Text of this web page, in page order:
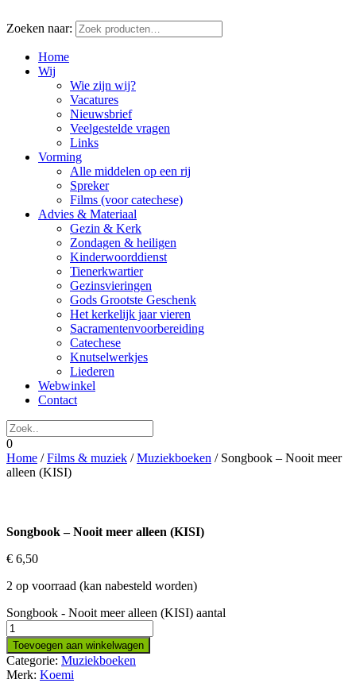
Zoeken naar:
Home
Wij
Wie zijn wij?
Vacatures
Nieuwsbrief
Veelgestelde vragen
Links
Vorming
Alle middelen op een rij
Spreker
Films (voor catechese)
Advies & Materiaal
Gezin & Kerk
Zondagen & heiligen
Kinderwoorddienst
Tienerkwartier
Gezinsvieringen
Gods Grootste Geschenk
Het kerkelijk jaar vieren
Sacramentenvoorbereiding
Catechese
Knutselwerkjes
Liederen
Webwinkel
Contact
0
Home /Films & muziek /Muziekboeken / Songbook – Nooit meer
alleen (KISI)
Songbook – Nooit meer alleen (KISI)
€ 6,50
2 op voorraad (kan nabesteld worden)
Songbook - Nooit meer alleen (KISI) aantal
Toevoegen aan winkelwagen
Categorie: Muziekboeken
Merk: Koemi